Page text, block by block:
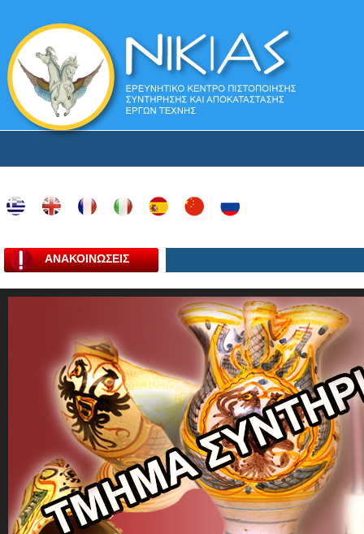
ΑΝΑΚΟΙΝΩΣΕΙΣ